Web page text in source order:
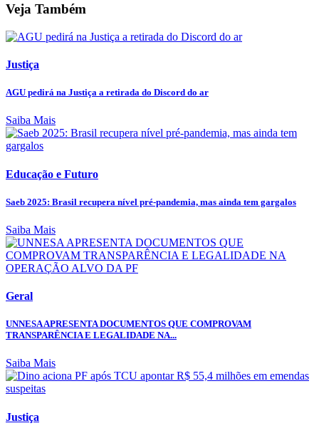
Veja Também
Justiça
AGU pedirá na Justiça a retirada do Discord do ar
Saiba Mais
Educação e Futuro
Saeb 2025: Brasil recupera nível pré-pandemia, mas ainda tem gargalos
Saiba Mais
Geral
UNNESA APRESENTA DOCUMENTOS QUE COMPROVAM
TRANSPARÊNCIA E LEGALIDADE NA...
Saiba Mais
Justiça